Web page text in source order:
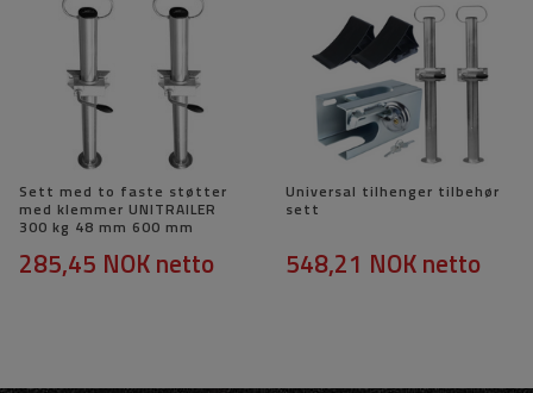
Sett med to faste støtter
med klemmer UNITRAILER
300 kg 48 mm 600 mm
285,45 NOKnetto
Universal tilhenger tilbehør
sett
548,21 NOKnetto